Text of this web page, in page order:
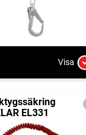
Visa
EL331